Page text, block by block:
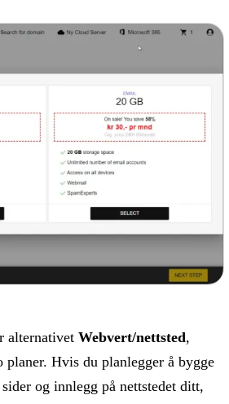
alternativet Webvert/nettsted,
planer. Hvis du planlegger å bygge
og innlegg på nettstedet ditt,